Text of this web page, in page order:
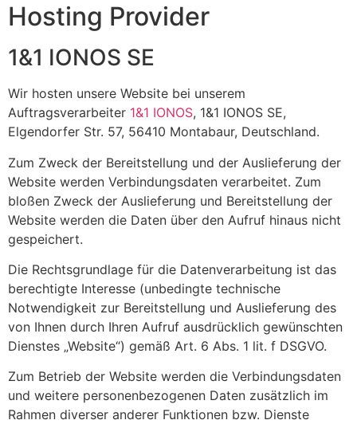
Hosting Provider
1&1 IONOS SE
Wir hosten unsere Website bei unserem
Auftragsverarbeiter 1&1 IONOS, 1&1 IONOS SE,
Elgendorfer Str. 57, 56410 Montabaur, Deutschland.
Zum Zweck der Bereitstellung und der Auslieferung der
Website werden Verbindungsdaten verarbeitet. Zum
bloßen Zweck der Auslieferung und Bereitstellung der
Website werden die Daten über den Aufruf hinaus nicht
gespeichert.
Die Rechtsgrundlage für die Datenverarbeitung ist das
berechtigte Interesse (unbedingte technische
Notwendigkeit zur Bereitstellung und Auslieferung des
von Ihnen durch Ihren Aufruf ausdrücklich gewünschten
Dienstes „Website“) gemäß Art. 6 Abs. 1 lit. f DSGVO.
Zum Betrieb der Website werden die Verbindungsdaten
und weitere personenbezogenen Daten zusätzlich im
Rahmen diverser anderer Funktionen bzw. Dienste